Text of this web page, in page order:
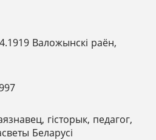
Валожынскі раён,
гісторык, педагог,
Беларусі